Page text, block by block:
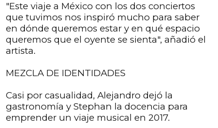
"Este viaje a México con los dos conciertos
que tuvimos nos inspiró mucho para saber
en dónde queremos estar y en qué espacio
queremos que el oyente se sienta", añadió el
artista.
MEZCLA DE IDENTIDADES
Casi por casualidad, Alejandro dejó la
gastronomía y Stephan la docencia para
emprender un viaje musical en 2017.